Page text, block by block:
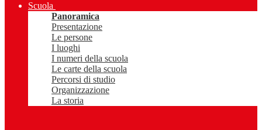
Scuola
Panoramica
Presentazione
Le persone
I luoghi
I numeri della scuola
Le carte della scuola
Percorsi di studio
Organizzazione
La storia